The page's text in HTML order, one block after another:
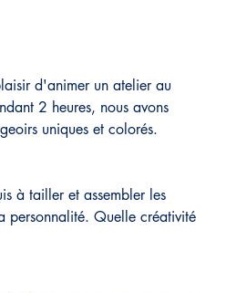
d'animer un atelier au
2 heures, nous avons
uniques et colorés.
à tailler et assembler les
personnalité. Quelle créativité